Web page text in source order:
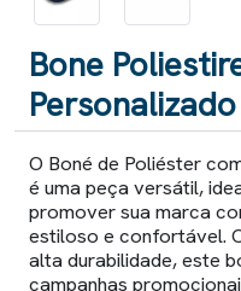
Bone
Personalizado
O Boné de Poliéster
é uma peça versátil,
promover sua marca
estiloso e confortável.
alta durabilidade, este
campanhas